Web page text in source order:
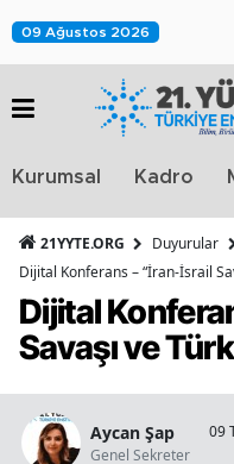
09 Ağustos 2026
Kurumsal Kadro
21YYTE.ORG
Duyurular
Dijital Konferans – “İran-İsrail
Dijital
Savaşı ve
Aycan Şap
Genel Sekreter
09